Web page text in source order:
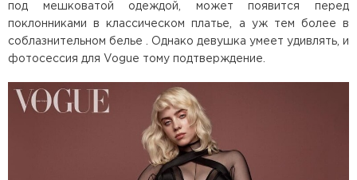
под мешковатой одеждой, может появится перед
поклонниками в классическом платье, а уж тем более в
соблазнительном белье . Однако девушка умеет удивлять, и
фотосессия для Vogue тому подтверждение.